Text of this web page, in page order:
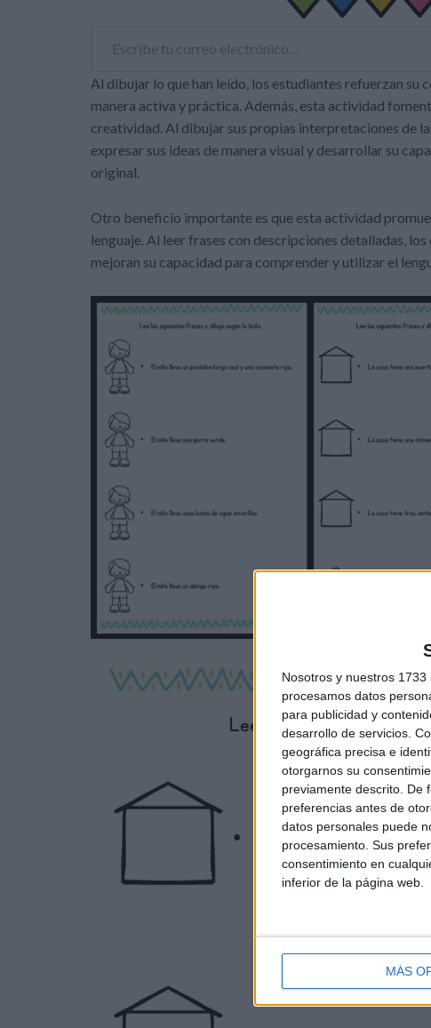
Nosotros y nuestros 1733
procesamos datos
para publicidad y
desarrollo de servicios.
geográfica precisa e
otorgarnos su
previamente descrito. De
preferencias antes de
datos personales puede
procesamiento. Sus
consentimiento en
inferior de la página web.
MÁS
Al dibujar lo que han leído, los estudiantes refuerzan
manera activa y práctica. Además, esta actividad
creatividad. Al dibujar sus propias interpretaciones de
expresar sus ideas de manera visual y desarrollar su
original.
Otro beneficio importante es que esta actividad
lenguaje. Al leer frases con descripciones detalladas,
mejoran su capacidad para comprender y utilizar el